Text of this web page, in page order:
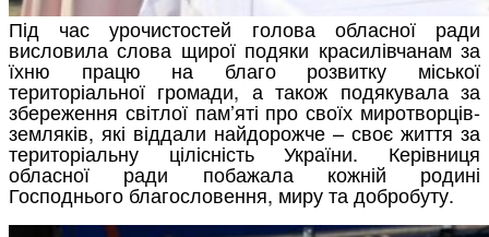
Під час урочистостей голова обласної ради
висловила слова щирої подяки красилівчанам за
їхню працю на благо розвитку міської
територіальної громади, а також подякувала за
збереження світлої пам’яті про своїх миротворців-
земляків, які віддали найдорожче – своє життя за
територіальну цілісність України. Керівниця
обласної ради побажала кожній родині
Господнього благословення, миру та добробуту.